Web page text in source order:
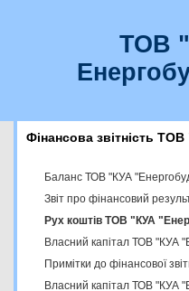
ТОВ
Фінансова звітність
Баланс ТОВ "КУА
Звіт про фінансовий
Рух коштів ТОВ "КУА
Власний капітал ТОВ "КУА
Примітки до фінансової
Власний капітал ТОВ "КУА